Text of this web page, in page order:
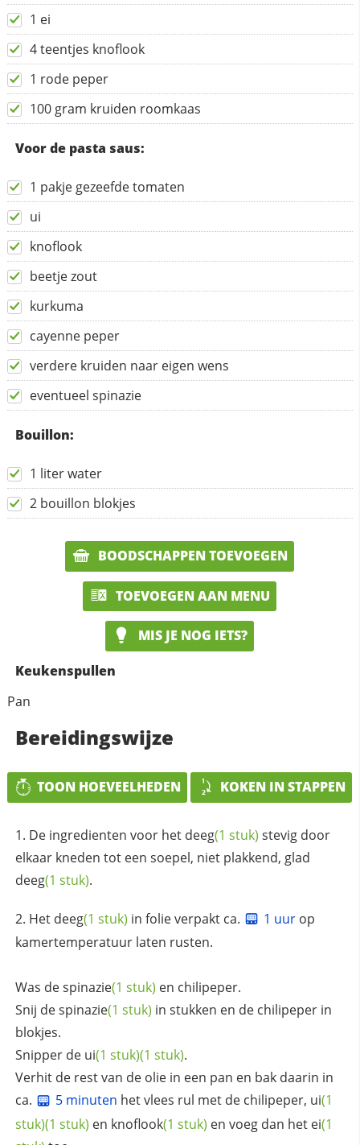
1 ei
4 teentjes knoflook
1 rode peper
100 gram kruiden roomkaas
Voor de pasta saus:
1 pakje gezeefde tomaten
ui
knoflook
beetje zout
kurkuma
cayenne peper
verdere kruiden naar eigen wens
eventueel spinazie
Bouillon:
1 liter water
2 bouillon blokjes
BOODSCHAPPEN TOEVOEGEN
TOEVOEGEN AAN MENU
MIS JE NOG IETS?
Keukenspullen
Pan
Bereidingswijze
TOON HOEVEELHEDEN KOKEN IN STAPPEN
De ingredienten voor het deeg(1 stuk) stevig door
elkaar kneden tot een soepel, niet plakkend, glad
deeg(1 stuk).
Het deeg(1 stuk) in folie verpakt ca. 1 uurop
kamertemperatuur laten rusten.
Was despinazie(1 stuk) en chilipeper.
Snij despinazie(1 stuk) in stukken en de chilipeper in
blokjes.
Snipper de ui(1 stuk)(1 stuk).
Verhit de rest van de olie in een pan en bak daarin in
ca.
5 minuten het vlees rul met de chilipeper, ui(1
stuk)(1 stuk) en knoflook(1 stuk) en voeg dan het ei(1